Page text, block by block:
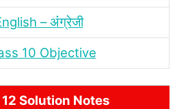
– अंंग्रेजी
10 Objective
Solution Notes